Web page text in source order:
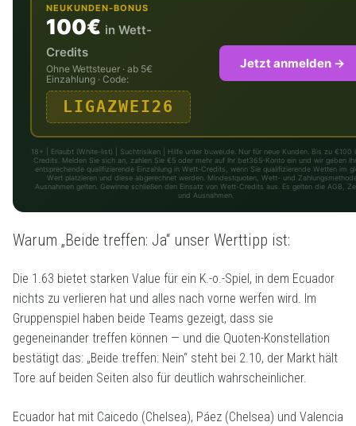
NEUKUNDEN-BONUS
100€ in Wett-
Credits
Ohne Wettsteuer · ab 5€
Einzahlung · Code:
LIGAZWEI26
Jetzt anmelden →
18+ | Erlaubt (White-list) | Suchtrisiken | Hilfe unter buwei.de. Nur für neue Kunden. Bis zu €100
Credits. Melden Sie sich an, zahlen Sie €5 oder mehr auf Ihr bet365-Konto ein und wir geben
entsprechende qualifizierende Einzahlung in Wett-Credits, wenn Sie qualifizierende Wetten im
Wert platzieren und diese abgerechnet werden. Mindestquoten, Wett- und
Ausnahmen gelten. Gewinne schließen den Einsatz von Wett-Credits aus. Es gelten die AGB,
und Ausnahmen.
Warum „Beide treffen: Ja“ unser Werttipp ist:
Die 1.63 bietet starken Value für ein K.-o.-Spiel, in dem Ecuador
nichts zu verlieren hat und alles nach vorne werfen wird. Im
Gruppenspiel haben beide Teams gezeigt, dass sie
gegeneinander treffen können — und die Quoten-Konstellation
bestätigt das: „Beide treffen: Nein“ steht bei 2.10, der Markt hält
Tore auf beiden Seiten also für deutlich wahrscheinlicher.
Ecuador hat mit Caicedo (Chelsea), Páez (Chelsea) und Valencia